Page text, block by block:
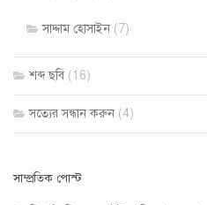
সাদ্দাম হোসাইন (7)
শব্দ ছবি (16)
সত‍্যের সন্ধান করুন (4)
সাম্প্রতিক পোস্ট